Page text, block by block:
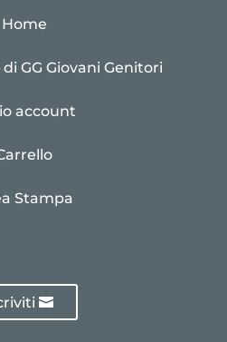
Home
GG Giovani Genitori
account
Stampa